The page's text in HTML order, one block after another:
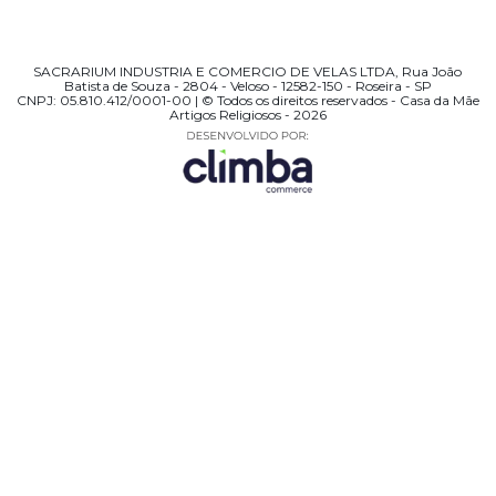
SACRARIUM INDUSTRIA E COMERCIO DE VELAS LTDA, Rua João
Batista de Souza - 2804 - Veloso - 12582-150 - Roseira - SP
CNPJ: 05.810.412/0001-00 | © Todos os direitos reservados - Casa da Mãe
Artigos Religiosos - 2026